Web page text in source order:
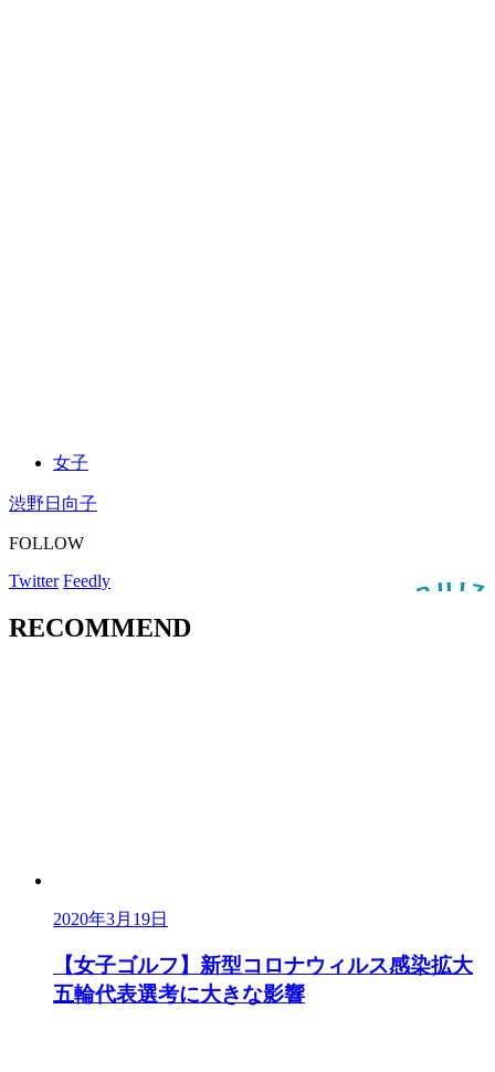
女子
渋野日向子
FOLLOW
Twitter Feedly
RECOMMEND
2020年3月19日
【女子ゴルフ】新型コロナウィルス感染拡大
五輪代表選考に大きな影響